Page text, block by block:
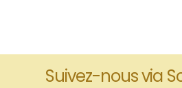
Suivez-nous via